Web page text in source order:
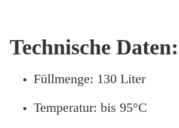
Technische Daten:
Füllmenge: 130 Liter
Temperatur: bis 95°C